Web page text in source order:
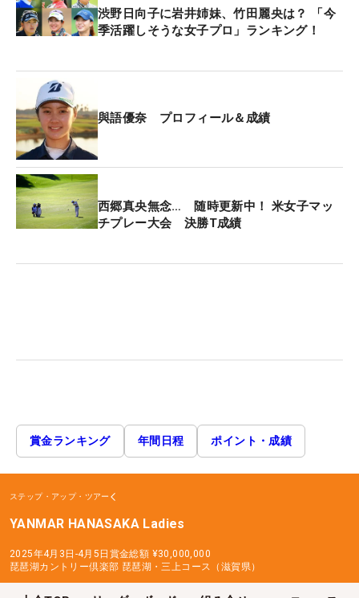
渋野日向子に岩井姉妹、竹田麗央は？ 「今
季活躍しそうな女子プロ」ランキング！
與語優奈 プロフィール＆成績
西郷真央無念… 随時更新中！ 米女子マッ
チプレー大会 決勝T成績
賞金ランキング 年間日程 ポイント・成績
ステップ・アップ・ツアー
YANMAR HANASAKA Ladies
2025年4月3日-4月5日 賞金総額 ¥30,000,000
琵琶湖カントリー倶楽部 琵琶湖・三上コース（滋賀県）